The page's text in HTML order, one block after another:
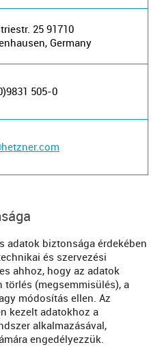
25 91710
Germany
505-0
adatok biztonsága érdekében
és szervezési
ahhoz, hogy az adatok
törlés (megsemmisülés), a
módosítás ellen. Az
kezelt adatokhoz a
alkalmazásával,
engedélyezzük.